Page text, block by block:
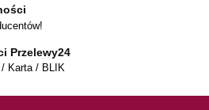
Przelewy24
/ Karta / BLIK